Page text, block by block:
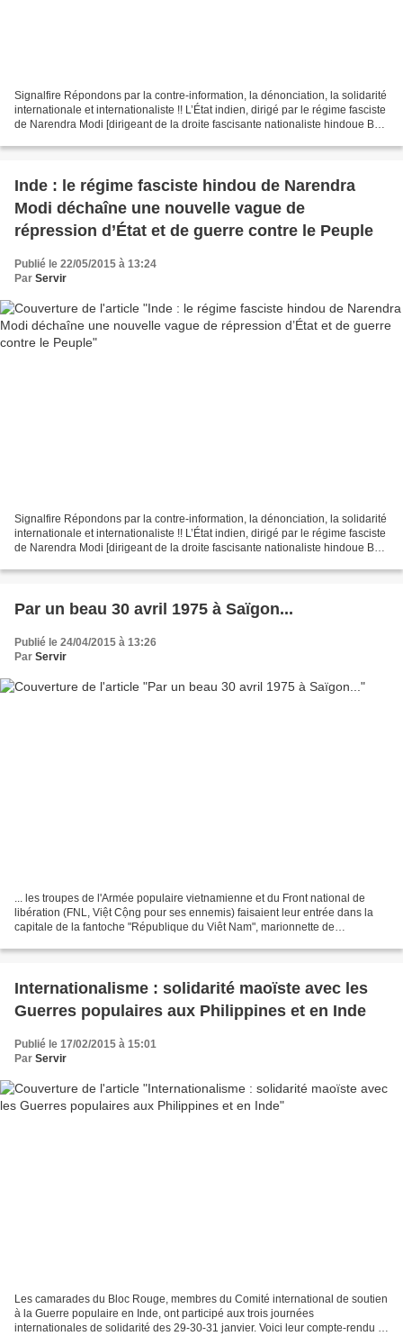
Signalfire Répondons par la contre-information, la dénonciation, la solidarité
internationale et internationaliste !! L’État indien, dirigé par le régime fasciste
de Narendra Modi [dirigeant de la droite fascisante nationaliste hindoue BJP
Inde : le régime fasciste hindou de Narendra
Modi déchaîne une nouvelle vague de
répression d’État et de guerre contre le Peuple
Publié le 22/05/2015 à 13:24
Par Servir
Signalfire Répondons par la contre-information, la dénonciation, la solidarité
internationale et internationaliste !! L’État indien, dirigé par le régime fasciste
de Narendra Modi [dirigeant de la droite fascisante nationaliste hindoue BJP
Par un beau 30 avril 1975 à Saïgon...
Publié le 24/04/2015 à 13:26
Par Servir
... les troupes de l'Armée populaire vietnamienne et du Front national de
libération (FNL, Việt Cộng pour ses ennemis) faisaient leur entrée dans la
capitale de la fantoche "République du Viêt Nam", marionnette de
Internationalisme : solidarité maoïste avec les
Guerres populaires aux Philippines et en Inde
Publié le 17/02/2015 à 15:01
Par Servir
Les camarades du Bloc Rouge, membres du Comité international de soutien
à la Guerre populaire en Inde, ont participé aux trois journées
internationales de solidarité des 29-30-31 janvier. Voici leur compte-rendu et